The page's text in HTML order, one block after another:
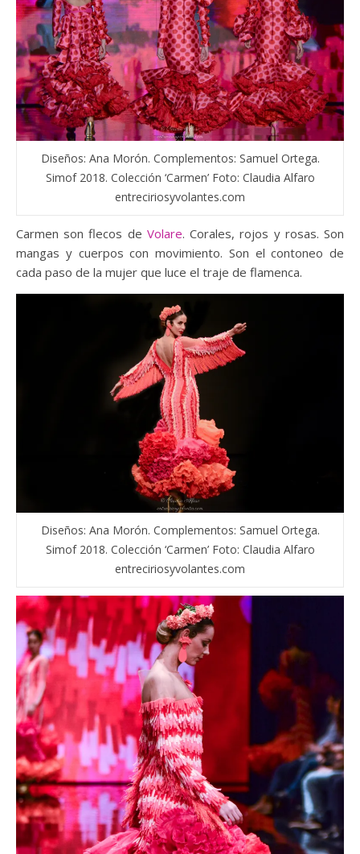
Diseños: Ana Morón. Complementos: Samuel Ortega.
Simof 2018. Colección ‘Carmen’ Foto: Claudia Alfaro
entreciriosyvolantes.com
Carmen son flecos de Volare. Corales, rojos y rosas. Son
mangas y cuerpos con movimiento. Son el contoneo de
cada paso de la mujer que luce el traje de flamenca.
Diseños: Ana Morón. Complementos: Samuel Ortega.
Simof 2018. Colección ‘Carmen’ Foto: Claudia Alfaro
entreciriosyvolantes.com